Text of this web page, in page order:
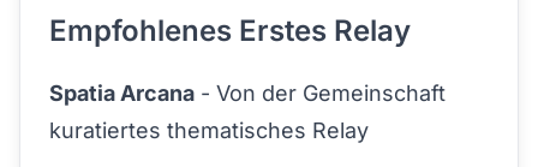
Empfohlenes Erstes Relay
Spatia Arcana - Von der Gemeinschaft
kuratiertes thematisches Relay